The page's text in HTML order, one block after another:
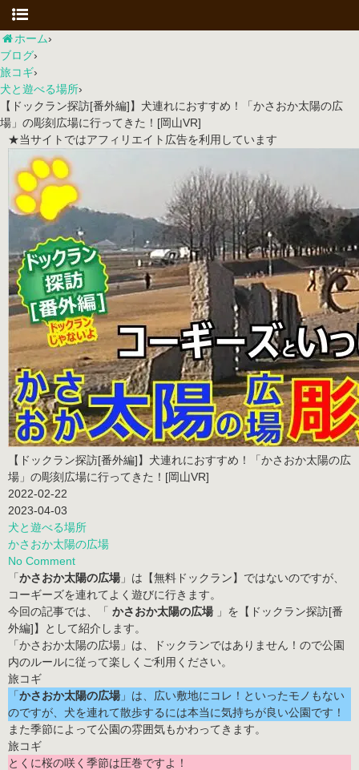
ホーム›
ブログ›
旅コギ›
犬と遊べる場所›
【ドックラン探訪[番外編]】犬連れにおすすめ！「かさおか太陽の広
場」の彫刻広場に行ってきた！[岡山VR]
★当サイトではアフィリエイト広告を利用しています
【ドックラン探訪[番外編]】犬連れにおすすめ！「かさおか太陽の広
場」の彫刻広場に行ってきた！[岡山VR]
2022-02-22
2023-04-03
犬と遊べる場所
かさおか太陽の広場
No Comment
「 かさおか太陽の広場 」は 【無料ドックラン】ではないのですが、
コーギーズを連れてよく遊びに行きます。
今回の記事では、「 かさおか太陽の広場 」を【ドックラン探訪[番
外編]】として紹介します。
「かさおか太陽の広場」は、ドックランではありません！ので公園
内のルールに従って楽しくご利用ください。
「かさおか太陽の広場」は、広い敷地にコレ！といったモノもない
のですが、犬を連れて散歩するには本当に気持ちが良い公園です！
また季節によって公園の雰囲気もかわってきます。
とくに桜の咲く季節は圧巻ですよ！